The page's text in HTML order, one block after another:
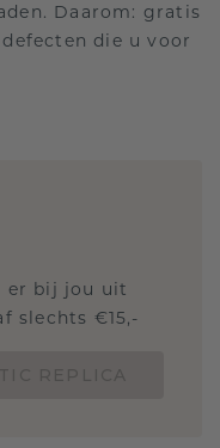
Daarom: gratis
die u voor
er bij jou uit
slechts €15,-